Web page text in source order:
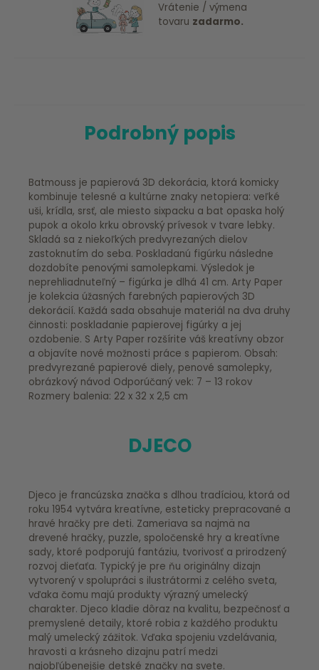
Vrátenie / výmena
tovaru zadarmo.
Podrobný popis
Batmouss je papierová 3D dekorácia, ktorá komicky
kombinuje telesné a kultúrne znaky netopiera: veľké
uši, krídla, srsť, ale miesto sixpacku a bat opaska holý
pupok a okolo krku obrovský prívesok v tvare lebky.
Skladá sa z niekoľkých predvyrezaných dielov
zastoknutím do seba. Poskladanú figúrku následne
dozdobíte penovými samolepkami. Výsledok je
neprehliadnuteľný – figúrka je dlhá 41 cm. Arty Paper
je kolekcia úžasných farebných papierových 3D
dekorácií. Každá sada obsahuje materiál na dva druhy
činnosti: poskladanie papierovej figúrky a jej
ozdobenie. S Arty Paper rozšírite váš kreatívny obzor
a objavíte nové možnosti práce s papierom. Obsah:
predvyrezané papierové diely, penové samolepky,
obrázkový návod Odporúčaný vek: 7 – 13 rokov
Rozmery balenia: 22 x 32 x 2,5 cm
DJECO
Djeco je francúzska značka s dlhou tradíciou, ktorá od
roku 1954 vytvára kreatívne, esteticky prepracované a
hravé hračky pre deti. Zameriava sa najmä na
drevené hračky, puzzle, spoločenské hry a kreatívne
sady, ktoré podporujú fantáziu, tvorivosť a prirodzený
rozvoj dieťaťa. Typický je pre ňu originálny dizajn
vytvorený v spolupráci s ilustrátormi z celého sveta,
vďaka čomu majú produkty výrazný umelecký
charakter. Djeco kladie dôraz na kvalitu, bezpečnosť a
premyslené detaily, ktoré robia z každého produktu
malý umelecký zážitok. Vďaka spojeniu vzdelávania,
hravosti a krásneho dizajnu patrí medzi
najobľúbenejšie detské značky na svete.